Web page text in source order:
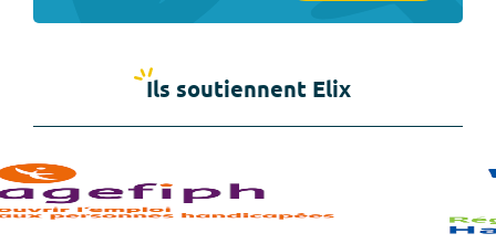
Ils soutiennent Elix